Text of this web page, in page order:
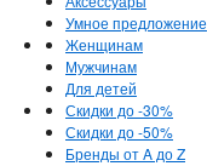
Умное предложение
Женщинам
Мужчинам
Для детей
Скидки до -30%
Скидки до -50%
Бренды от A до Z